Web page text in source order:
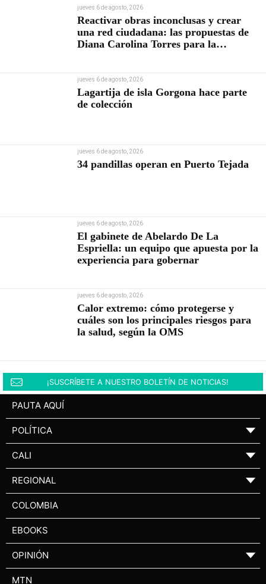
jueves 6 de agosto, 2026
Reactivar obras inconclusas y crear
una red ciudadana: las propuestas de
Diana Carolina Torres para la
jueves 6 de agosto, 2026
Lagartija de isla Gorgona hace parte
de colección
jueves 6 de agosto, 2026
34 pandillas operan en Puerto Tejada
jueves 6 de agosto, 2026
El gabinete de Abelardo De La
Espriella: un equipo que apuesta por la
experiencia para gobernar
jueves 6 de agosto, 2026
Calor extremo: cómo protegerse y
cuáles son los principales riesgos para
la salud, según la OMS
¡SUSCRÍBETE A NUESTRO BOLETÍN DE NOTICIAS!
PAUTA AQUÍ
POLÍTICA ▼
CALI ▼
REGIONAL ▼
COLOMBIA
EBOOKS
OPINIÓN ▼
MTN